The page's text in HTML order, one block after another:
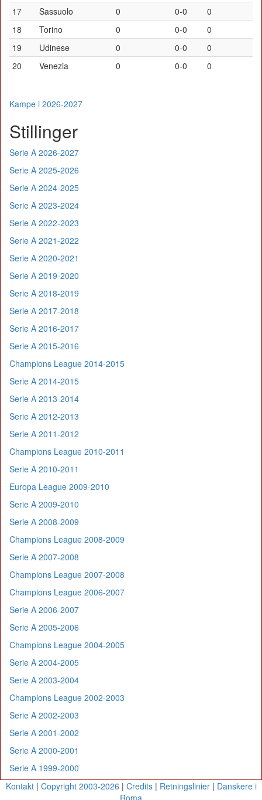
17
Sassuolo 0 0-0
0
18
Torino 0 0-0
0
19
Udinese 0 0-0
0
20
Venezia 0 0-0 0
Kampe i 2026-2027
Stillinger
Serie A 2026-2027
Serie A 2025-2026
Serie A 2024-2025
Serie A 2023-2024
Serie A 2022-2023
Serie A 2021-2022
Serie A 2020-2021
Serie A 2019-2020
Serie A 2018-2019
Serie A 2017-2018
Serie A 2016-2017
Serie A 2015-2016
Champions League 2014-2015
Serie A 2014-2015
Serie A 2013-2014
Serie A 2012-2013
Serie A 2011-2012
Champions League 2010-2011
Serie A 2010-2011
Europa League 2009-2010
Serie A 2009-2010
Serie A 2008-2009
Champions League 2008-2009
Serie A 2007-2008
Champions League 2007-2008
Champions League 2006-2007
Serie A 2006-2007
Serie A 2005-2006
Champions League 2004-2005
Serie A 2004-2005
Serie A 2003-2004
Champions League 2002-2003
Serie A 2002-2003
Serie A 2001-2002
Serie A 2000-2001
Serie A 1999-2000
Kontakt| Copyright 2003-2026 | Credits| Retningslinier| Danskere i